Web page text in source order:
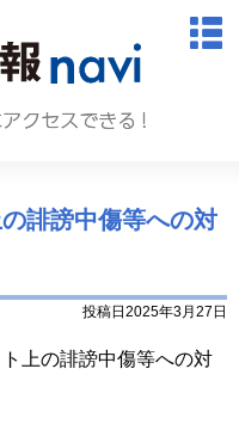
法律情
誹謗中傷等への対
投稿日2025年3月27日
上の誹謗中傷等への対